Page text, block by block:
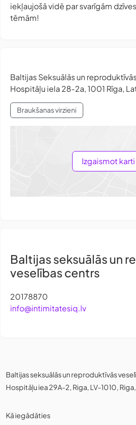
iekļaujošā vidē par svarīgām
tēmām!
Baltijas Seksuālās un
Hospitāļu iela 28-2a, 1001 Rīga,
Braukšanas virzieni
Izgaismot karti
Baltijas seksuālās un
veselības centrs
20178870
info@intimitatesiq.lv
Baltijas seksuālās un reproduktīvās
Hospitāļu iea 29A-2, Riga, LV-1010,
Kā iegādāties